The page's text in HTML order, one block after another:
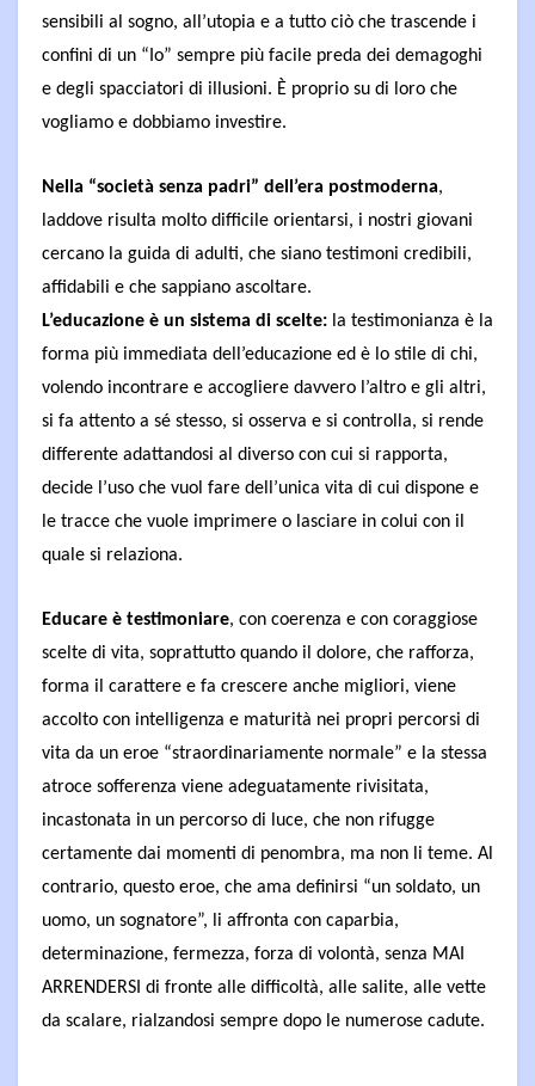
sensibili al sogno, all’utopia e a tutto ciò che trascende i
confini di un “Io” sempre più facile preda dei demagoghi
e degli spacciatori di illusioni. È proprio su di loro che
vogliamo e dobbiamo investire.
Nella “società senza padri” dell’era postmoderna,
laddove risulta molto difficile orientarsi, i nostri giovani
cercano la guida di adulti, che siano testimoni credibili,
affidabili e che sappiano ascoltare.
L’educazione è un sistema di scelte: la testimonianza è la
forma più immediata dell’educazione ed è lo stile di chi,
volendo incontrare e accogliere davvero l’altro e gli altri,
si fa attento a sé stesso, si osserva e si controlla, si rende
differente adattandosi al diverso con cui si rapporta,
decide l’uso che vuol fare dell’unica vita di cui dispone e
le tracce che vuole imprimere o lasciare in colui con il
quale si relaziona.
Educare è testimoniare, con coerenza e con coraggiose
scelte di vita, soprattutto quando il dolore, che rafforza,
forma il carattere e fa crescere anche migliori, viene
accolto con intelligenza e maturità nei propri percorsi di
vita da un eroe “straordinariamente normale” e la stessa
atroce sofferenza viene adeguatamente rivisitata,
incastonata in un percorso di luce, che non rifugge
certamente dai momenti di penombra, ma non li teme. Al
contrario, questo eroe, che ama definirsi “un soldato, un
uomo, un sognatore”, li affronta con caparbia,
determinazione, fermezza, forza di volontà, senza MAI
ARRENDERSI di fronte alle difficoltà, alle salite, alle vette
da scalare, rialzandosi sempre dopo le numerose cadute.